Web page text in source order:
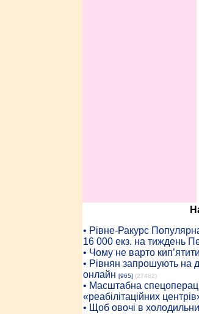
• Рiвне-Ракурс
16 000 екз. на тиждень
• Чому не варто
• Рівнян запрошують на
онлайн [965] (27482)
• Масштабна
«реабілітаційних
• Щоб овочі в